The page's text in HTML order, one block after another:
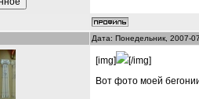
Дата: Понедельник, 2007-
[img]
[/img]
Вот фото моей